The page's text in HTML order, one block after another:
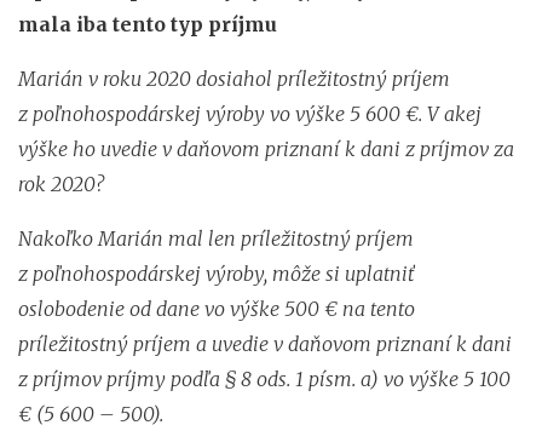
mala iba tento typ príjmu
Marián v roku 2020 dosiahol príležitostný príjem
z poľnohospodárskej výroby vo výške 5 600 €. V akej
výške ho uvedie v daňovom priznaní k dani z príjmov za
rok 2020?
Nakoľko Marián mal len príležitostný príjem
z poľnohospodárskej výroby, môže si uplatniť
oslobodenie od dane vo výške 500 € na tento
príležitostný príjem a uvedie v daňovom priznaní k dani
z príjmov príjmy podľa § 8 ods. 1 písm. a) vo výške 5 100
€ (5 600 – 500).